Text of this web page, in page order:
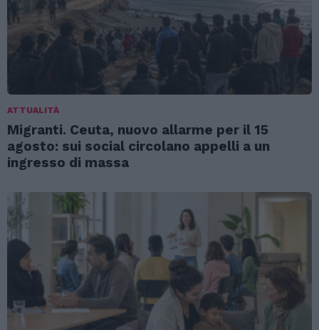
ATTUALITÀ
Migranti. Ceuta, nuovo allarme per il 15
agosto: sui social circolano appelli a un
ingresso di massa